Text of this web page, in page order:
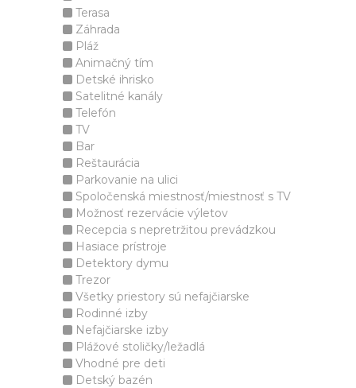
Terasa
Záhrada
Pláž
Animačný tím
Detské ihrisko
Satelitné kanály
Telefón
TV
Bar
Reštaurácia
Parkovanie na ulici
Spoločenská miestnosť/miestnosť s TV
Možnosť rezervácie výletov
Recepcia s nepretržitou prevádzkou
Hasiace prístroje
Detektory dymu
Trezor
Všetky priestory sú nefajčiarske
Rodinné izby
Nefajčiarske izby
Plážové stoličky/ležadlá
Vhodné pre deti
Detský bazén